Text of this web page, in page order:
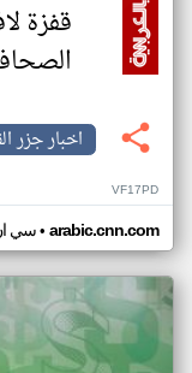
قفزة
اخبار جزر
VF17PD
سي• arabic.cnn.com